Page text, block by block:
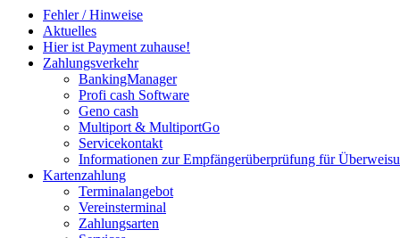
Fehler / Hinweise
Aktuelles
Hier ist Payment zuhause!
Zahlungsverkehr
BankingManager
Profi cash Software
Geno cash
Multiport & MultiportGo
Servicekontakt
Informationen zur Empfängerüberprüfung für
Kartenzahlung
Terminalangebot
Vereinsterminal
Zahlungsarten